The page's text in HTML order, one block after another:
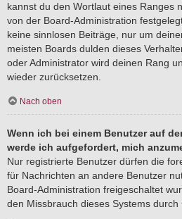
kannst du den Wortlaut eines Ranges
von der Board-Administration
keine sinnlosen Beiträge, nur um
meisten Boards dulden dieses
oder Administrator wird deinen Rang
wieder zurücksetzen.
Nach oben
Wenn ich bei einem Benutzer auf
werde ich aufgefordert, mich
Nur registrierte Benutzer dürfen die
für Nachrichten an andere Benutzer
Board-Administration freigeschaltet
den Missbrauch dieses Systems durch